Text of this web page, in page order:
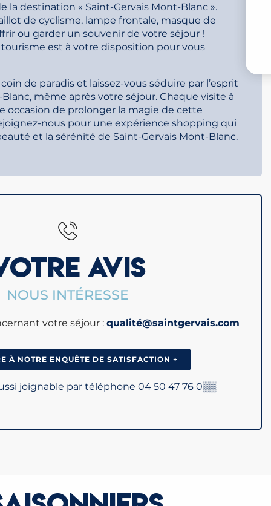
la destination « Saint-Gervais Mont-Blanc ».
de cyclisme, lampe frontale, masque de
ou garder un souvenir de votre séjour !
tourisme est à votre disposition pour vous
de paradis et laissez-vous séduire par l’esprit
même après votre séjour. Chaque visite à
occasion de prolonger la magie de cette
nous pour une expérience shopping qui
et la sérénité de Saint-Gervais Mont-Blanc.
AVIS
NOUS INTÉRESSE
votre séjour : qualité@saintgervais.com
À NOTRE ENQUÊTE DE SATISFACTION +
joignable par téléphone 04 50 47 76 0▒▒